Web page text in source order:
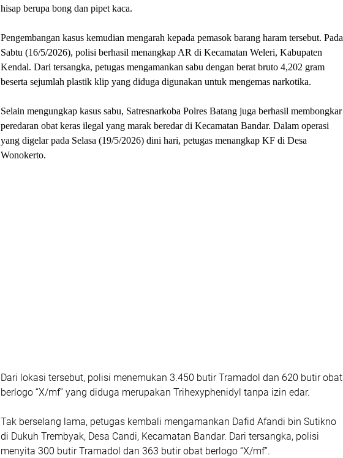
hisap berupa bong dan pipet kaca.
Pengembangan kasus kemudian mengarah kepada pemasok barang haram tersebut. Pada
Sabtu (16/5/2026), polisi berhasil menangkap AR di Kecamatan Weleri, Kabupaten
Kendal. Dari tersangka, petugas mengamankan sabu dengan berat bruto 4,202 gram
beserta sejumlah plastik klip yang diduga digunakan untuk mengemas narkotika.
Selain mengungkap kasus sabu, Satresnarkoba Polres Batang juga berhasil membongkar
peredaran obat keras ilegal yang marak beredar di Kecamatan Bandar. Dalam operasi
yang digelar pada Selasa (19/5/2026) dini hari, petugas menangkap KF di Desa
Wonokerto.
Dari lokasi tersebut, polisi menemukan 3.450 butir Tramadol dan 620 butir obat
berlogo “X/mf” yang diduga merupakan Trihexyphenidyl tanpa izin edar.
Tak berselang lama, petugas kembali mengamankan Dafid Afandi bin Sutikno
di Dukuh Trembyak, Desa Candi, Kecamatan Bandar. Dari tersangka, polisi
menyita 300 butir Tramadol dan 363 butir obat berlogo “X/mf”.